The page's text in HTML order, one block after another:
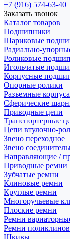
+7 (916) 574-63-40
Заказать звонок
Каталог товаров
Подшипники
Шариковые
Радиально-
Роликовые
Игольчатые
Корпусные
Опорные ролики
Разъемные корпуса
Сферические
Приводные цепи
Транспортерные
Цепи втулочно-
Звено переходное
Звено
Направляющие /
Приводные ремни
Зубчатые ремни
Клиновые ремни
Круглые ремни
Многоручьевые
Плоские ремни
Ремни
Ремни
Шкивы